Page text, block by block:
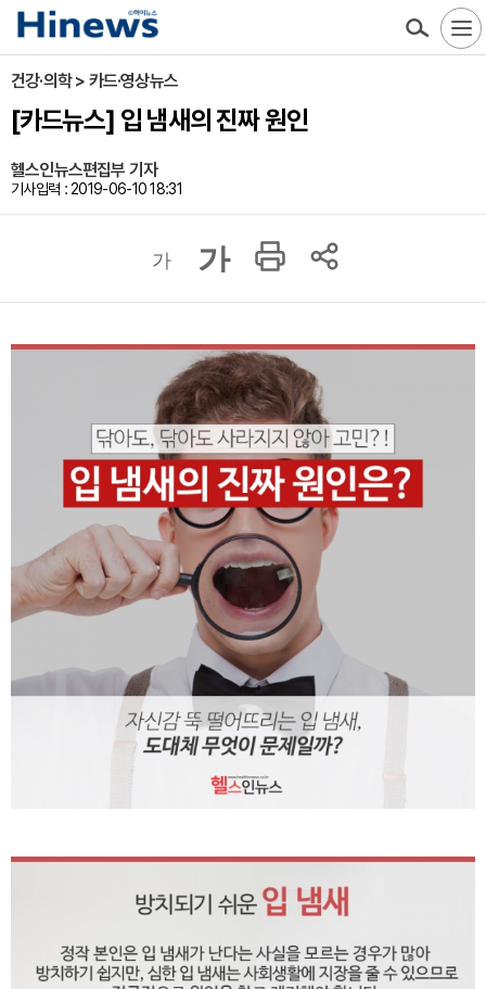
건강·의학 > 카드·영상뉴스
[카드뉴스] 입 냄새의 진짜 원인
헬스인뉴스편집부 기자
기사입력 : 2019-06-10 18:31
가 가